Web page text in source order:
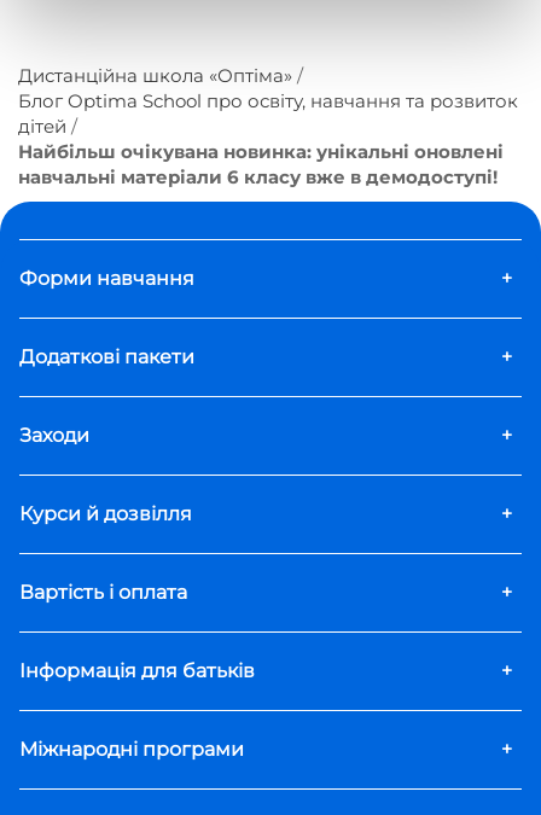
Дистанційна школа «Оптіма»
Блог Optima School про освіту, навчання та розвиток
дітей
Найбільш очікувана новинка: унікальні оновлені
навчальні матеріали 6 класу вже в демодоступі!
Форми навчання +
Додаткові пакети +
Заходи +
Курси й дозвілля +
Вартість і оплата +
Інформація для батьків +
Міжнародні програми +